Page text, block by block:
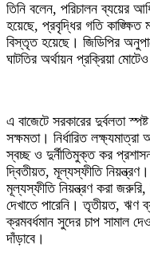
তিনি বলেন, পরিচালন ব্যয়ের
হয়েছে, প্রবৃদ্ধির গতি কাঙ্ক্ষিত
বিস্তৃত হয়েছে। জিডিপির
ঘাটতির অর্থায়ন প্রক্রিয়া
এ বাজেটে সরকারের দুর্বলতা
সক্ষমতা। নির্ধারিত
স্বচ্ছ ও দুর্নীতিমুক্ত কর
দ্বিতীয়ত, মূল্যস্ফীতি
মূল্যস্ফীতি নিয়ন্ত্রণ করা
দেখাতে পারেনি। তৃতীয়ত, ঋণ
ক্রমবর্ধমান সুদের চাপ সামাল
দাঁড়াবে।